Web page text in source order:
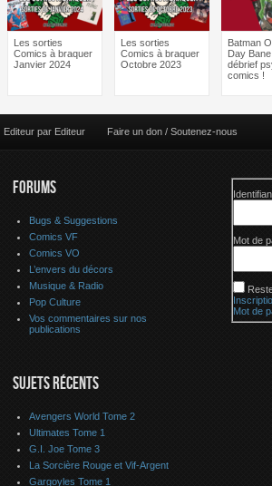
Les sorties
Comics à braquer
Janvier 2024
Les sorties
Comics à braquer
Octobre 2023
Batman
Day
débrief
comics !
Editeur par Editeur Faire un don / Soutenez-nous
FORUMS
Bugs & Suggestions
Comics VF
Comics VO
L’envers du décors
Musique & Radio
Pop Culture
Vos commentaires sur nos
publications
SUJETS RÉCENTS
Avengers World Tome 2
Ultimates Tome 1
G.I. Joe Tome 3
La Sorcière Rouge et Vif-Argent
Gargoyles Tome 1
Mot de
Mot de